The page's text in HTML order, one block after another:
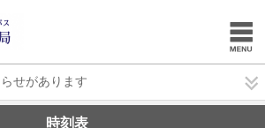
せがあります
時刻表